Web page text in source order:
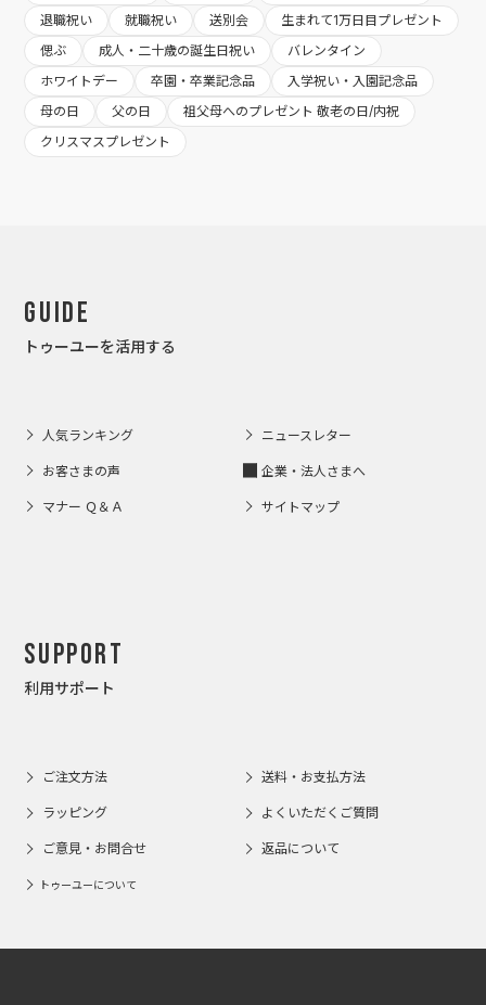
退職祝い
就職祝い 送別会
生まれて1万日目プレゼント
偲ぶ
成人・二十歳の誕生日祝い
バレンタイン
ホワイトデー
卒園・卒業記念品
入学祝い・入園記念品
母の日
父の日
祖父母へのプレゼント 敬老の日/内祝
クリスマスプレゼント
Guide
トゥーユーを活用する
人気ランキング ニュースレター
お客さまの声 企業・法人さまへ
マナー Ｑ＆Ａ サイトマップ
Support
利用サポート
ご注文方法 送料・お支払方法
ラッピング よくいただくご質問
ご意見・お問合せ 返品について
トゥーユーについて